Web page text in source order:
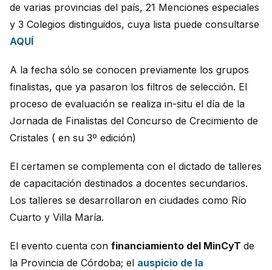
de varias provincias del país, 21 Menciones especiales
y 3 Colegios distinguidos, cuya lista puede consultarse
AQUÍ
A la fecha sólo se conocen previamente los grupos
finalistas, que ya pasaron los filtros de selección. El
proceso de evaluación se realiza in-situ el día de la
Jornada de Finalistas del Concurso de Crecimiento de
Cristales ( en su 3º edición)
El certamen se complementa con el dictado de talleres
de capacitación destinados a docentes secundarios.
Los talleres se desarrollaron en ciudades como Río
Cuarto y Villa María.
El evento cuenta con financiamiento del MinCyT de
la Provincia de Córdoba; el auspicio de la